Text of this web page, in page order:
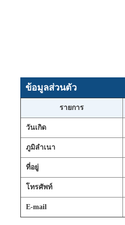
ข้อมูลส่วนตัว
รายการ
วันเกิด
ภูมิลำเนา
ที่อยู่
โทรศัพท์
E-mail